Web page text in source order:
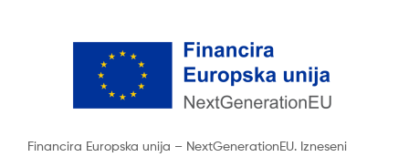
Financira Europska unija – NextGenerationEU. Izneseni